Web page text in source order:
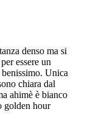
denso ma si
essere un
Unica
chiara dal
ahimè è bianco
golden hour